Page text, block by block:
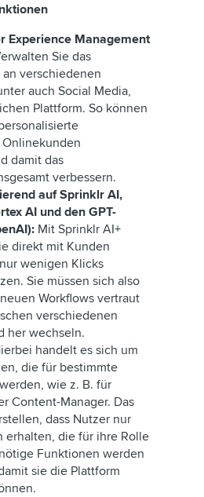
Experience Management
Sie das
verschiedenen
auch Social Media,
Plattform. So können
damit das
verbessern.
auf Sprinklr AI,
AI und den GPT-
Mit Sprinklr AI+
direkt mit Kunden
wenigen Klicks
Sie müssen sich also
Workflows vertraut
verschiedenen
her wechseln.
handelt es sich um
die für bestimmte
wie z. B. für
Content-Manager. Das
dass Nutzer nur
erhalten, die für ihre Rolle
Funktionen werden
sie die Plattform